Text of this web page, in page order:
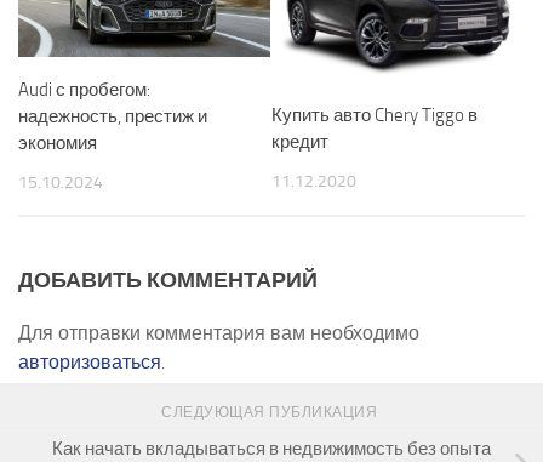
Audi с пробегом:
надежность, престиж и
экономия
15.10.2024
Купить авто Chery Tiggo в
кредит
11.12.2020
ДОБАВИТЬ КОММЕНТАРИЙ
Для отправки комментария вам необходимо
авторизоваться.
СЛЕДУЮЩАЯ ПУБЛИКАЦИЯ
Как начать вкладываться в недвижимость без опыта